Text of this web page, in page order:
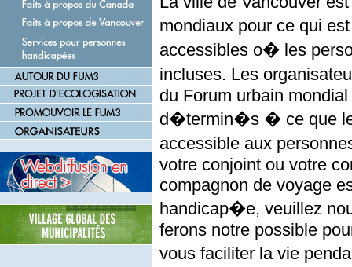
mondiaux pour ce qui
accessibles o� les
incluses. Les
du Forum urbain
d�termin�s � ce que
accessible aux
votre conjoint ou votre
compagnon de voyage
handicap�e, veuillez
ferons notre possible
vous faciliter la vie